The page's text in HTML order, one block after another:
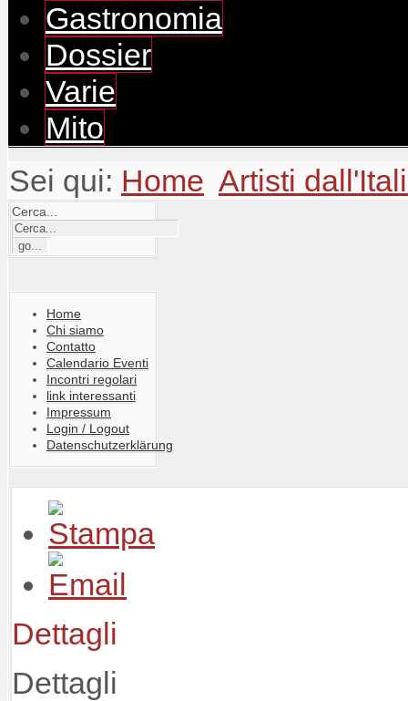
Gastronomia
Dossier
Varie
Mito
Sei qui: Home Artisti
Cerca...
Home
Chi siamo
Contatto
Calendario Eventi
Incontri regolari
link interessanti
Impressum
Login / Logout
Datenschutzerklärung
Dettagli
Dettagli